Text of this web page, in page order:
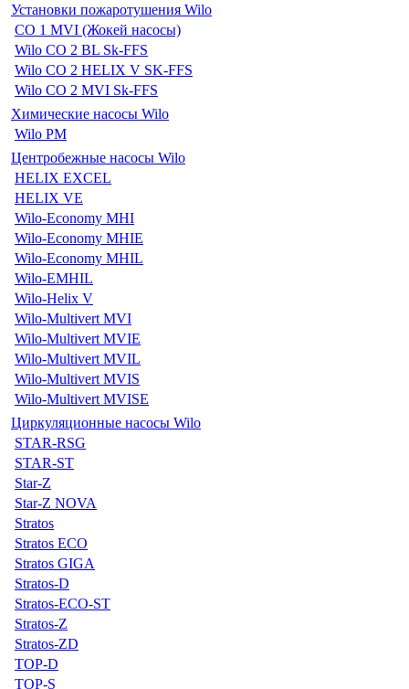
Установки пожаротушения Wilo
CO 1 MVI (Жокей насосы)
Wilo CO 2 BL Sk-FFS
Wilo CO 2 HELIX V SK-FFS
Wilo CO 2 MVI Sk-FFS
Химические насосы Wilo
Wilo PM
Центробежные насосы Wilo
HELIX EXCEL
HELIX VE
Wilo-Economy MHI
Wilo-Economy MHIE
Wilo-Economy MHIL
Wilo-EMHIL
Wilo-Helix V
Wilo-Multivert MVI
Wilo-Multivert MVIE
Wilo-Multivert MVIL
Wilo-Multivert MVIS
Wilo-Multivert MVISE
Циркуляционные насосы Wilo
STAR-RSG
STAR-ST
Star-Z
Star-Z NOVA
Stratos
Stratos ECO
Stratos GIGA
Stratos-D
Stratos-ECO-ST
Stratos-Z
Stratos-ZD
TOP-D
TOP-S